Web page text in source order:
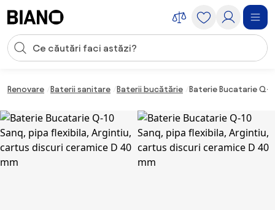
Introducerea căutării
Renovare Baterii sanitare Baterii bucătărie Baterie Bucatarie Q-